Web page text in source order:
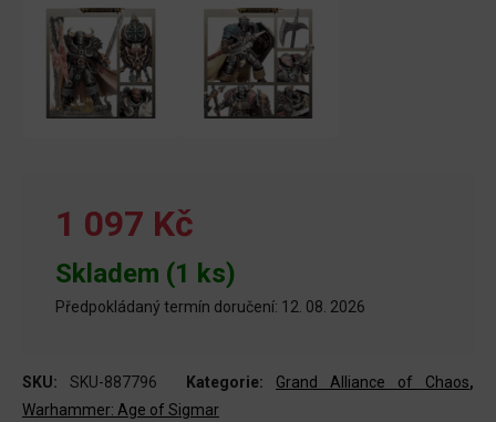
1 097 Kč
Skladem (1 ks)
Předpokládaný termín doručení: 12. 08. 2026
SKU: SKU-887796 Kategorie: Grand Alliance of Chaos,
Warhammer: Age of Sigmar